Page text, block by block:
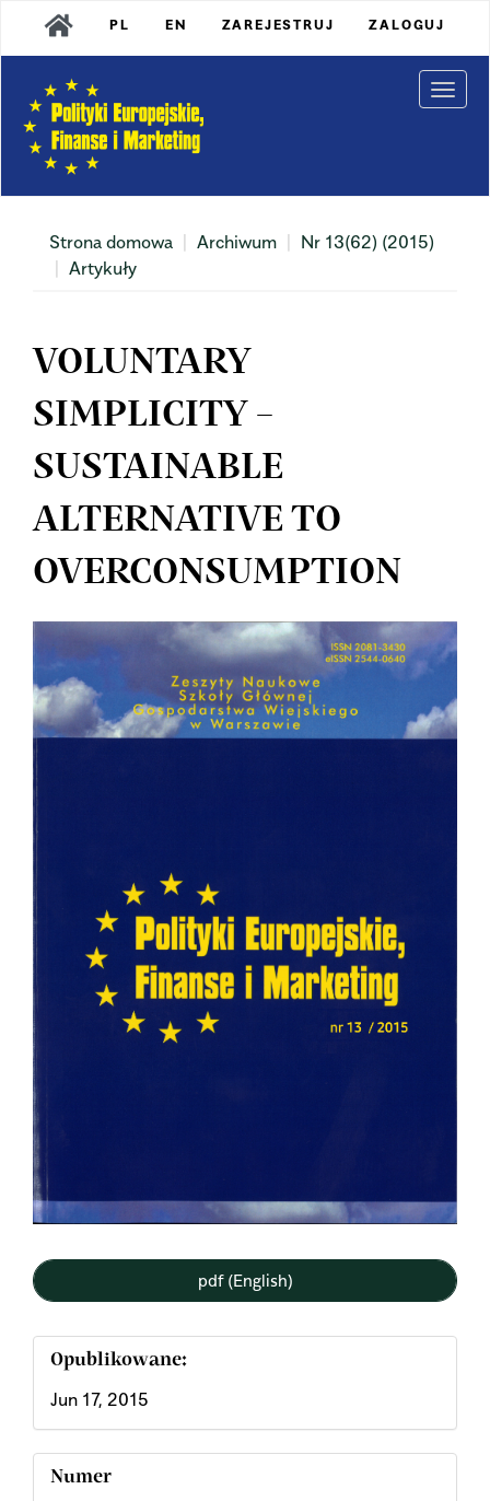
Main
Navigation
Content
Sidebar
PL EN ZAREJESTRUJ ZALOGUJ
Strona domowa Archiwum
Nr 13(62) (2015)
Artykuły
VOLUNTARY
SIMPLICITY –
SUSTAINABLE
ALTERNATIVE TO
OVERCONSUMPTION
Article
Sidebar
pdf (English)
Opublikowane:
Jun 17, 2015
Numer